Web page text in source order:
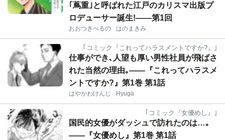
｢蔦重｣と呼ばれた江戸のカリスマ出版プ
ロデューサー誕生!――第1回
おおつきべるの はのまきみ
｢コミック『これってハラスメントですか?』｣
仕事ができ､人望も厚い男性社員が飛ばさ
れた当然の理由｡――『これってハラスメ
ントですか?』第1巻 第1話
はやかわけんじ Hyuga
｢コミック『女優めし』｣
国民的女優がダッシュで訪れたのは…｡
――『女優めし』第1巻 第1話